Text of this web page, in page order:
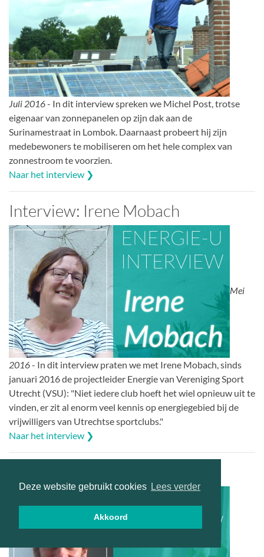
Deze website gebruikt cookies Lees verder
Akkoord
Juli 2016- In dit interview spreken we Michel Post, trotse
eigenaar van zonnepanelen op zijn dak aan de
Surinamestraat in Lombok. Daarnaast probeert hij zijn
medebewoners te mobiliseren om het hele complex van
zonnestroom te voorzien.
Naar het interview ❯
Interview: Irene Mobach
Mei
2016- In dit interview praten we met Irene Mobach, sinds
januari 2016 de projectleider Energie van Vereniging Sport
Utrecht (VSU): "Niet iedere club hoeft het wiel opnieuw uit te
vinden, er zit al enorm veel kennis op energiegebied bij de
vrijwilligers van Utrechtse sportclubs."
Naar het interview ❯